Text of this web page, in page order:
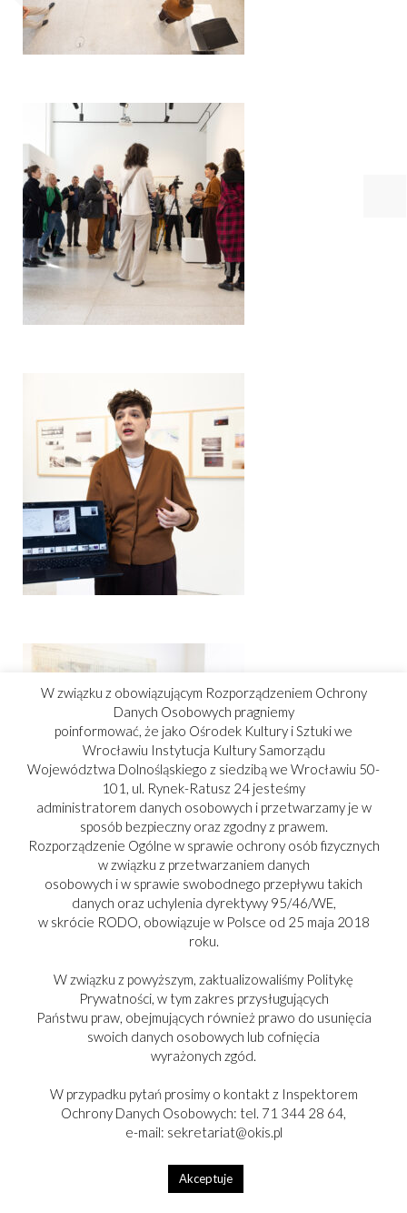
W związku z obowiązującym Rozporządzeniem Ochrony
Danych Osobowych pragniemy
poinformować, że jako Ośrodek Kultury i Sztuki we
Wrocławiu Instytucja Kultury Samorządu
Województwa Dolnośląskiego z siedzibą we Wrocławiu 50-
101, ul. Rynek-Ratusz 24 jesteśmy
administratorem danych osobowych i przetwarzamy je w
sposób bezpieczny oraz zgodny z prawem.
Rozporządzenie Ogólne w sprawie ochrony osób fizycznych
w związku z przetwarzaniem danych
osobowych i w sprawie swobodnego przepływu takich
danych oraz uchylenia dyrektywy 95/46/WE,
w skrócie RODO, obowiązuje w Polsce od 25 maja 2018
roku.
W związku z powyższym, zaktualizowaliśmy Politykę
Prywatności, w tym zakres przysługujących
Państwu praw, obejmujących również prawo do usunięcia
swoich danych osobowych lub cofnięcia
wyrażonych zgód.
W przypadku pytań prosimy o kontakt z Inspektorem
Ochrony Danych Osobowych: tel. 71 344 28 64,
e-mail: sekretariat@okis.pl
Akceptuje